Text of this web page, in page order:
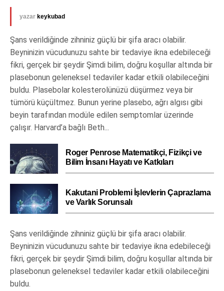
yazar keykubad
Şans verildiğinde zihniniz güçlü bir şifa aracı olabilir.
Beyninizin vücudunuzu sahte bir tedaviye ikna edebileceği
fikri, gerçek bir şeydir Şimdi bilim, doğru koşullar altında bir
plasebonun geleneksel tedaviler kadar etkili olabileceğini
buldu. Plasebolar kolesterolünüzü düşürmez veya bir
tümörü küçültmez. Bunun yerine plasebo, ağrı algısı gibi
beyin tarafından modüle edilen semptomlar üzerinde
çalışır. Harvard’a bağlı Beth...
Roger Penrose Matematikçi, Fizikçi ve
Bilim İnsanı Hayatı ve Katkıları
Kakutani Problemi İşlevlerin Çaprazlama
ve Varlık Sorunsalı
Şans verildiğinde zihniniz güçlü bir şifa aracı olabilir.
Beyninizin vücudunuzu sahte bir tedaviye ikna edebileceği
fikri, gerçek bir şeydir Şimdi bilim, doğru koşullar altında bir
plasebonun geleneksel tedaviler kadar etkili olabileceğini
buldu.